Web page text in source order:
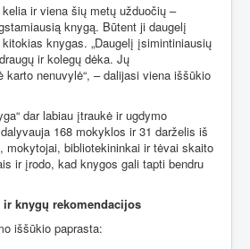
ir viena šių metų užduočių –
knygą. Būtent ji daugelį
knygas. „Daugelį įsimintiniausių
ir kolegų dėka. Jų
karto nenuvylė“, – dalijasi viena iššūkio
dar labiau įtraukė ir ugdymo
168 mokyklos ir 31 darželis iš
mokytojai, bibliotekininkai ir tėvai skaito
ir įrodo, kad knygos gali tapti bendru
ir knygų rekomendacijos
iššūkio paprasta: